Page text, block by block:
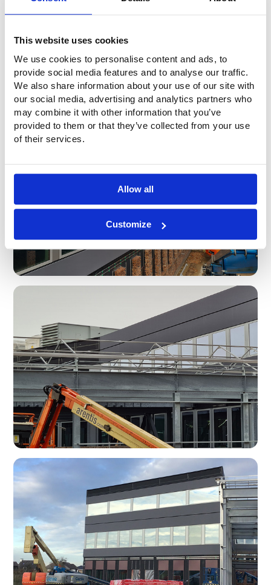
This website uses cookies
We use cookies to personalise content and ads, to
provide social media features and to analyse our traffic.
We also share information about your use of our site with
our social media, advertising and analytics partners who
may combine it with other information that you’ve
provided to them or that they’ve collected from your use
of their services.
Allow all
Customize
Montage von Fassadentextilien